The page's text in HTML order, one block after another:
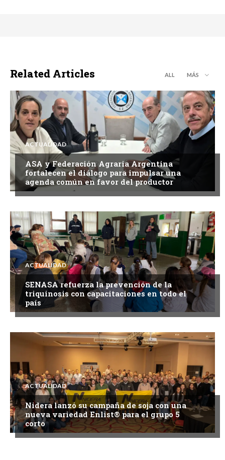
Related Articles ALL MÁS
ACTUALIDAD
ASA y Federación Agraria Argentina
fortalecen el diálogo para impulsar una
agenda común en favor del productor
ACTUALIDAD
SENASA refuerza la prevención de la
triquinosis con capacitaciones en todo el
país
ACTUALIDAD
Nidera lanzó su campaña de soja con una
nueva variedad Enlist® para el grupo 5
corto